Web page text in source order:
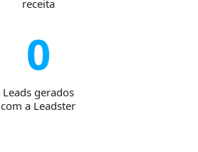
receita
0
Leads gerados
com a Leadster